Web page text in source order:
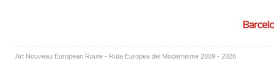
Art Nouveau European Route - Ruta Europea del Modernisme 2009 - 2026